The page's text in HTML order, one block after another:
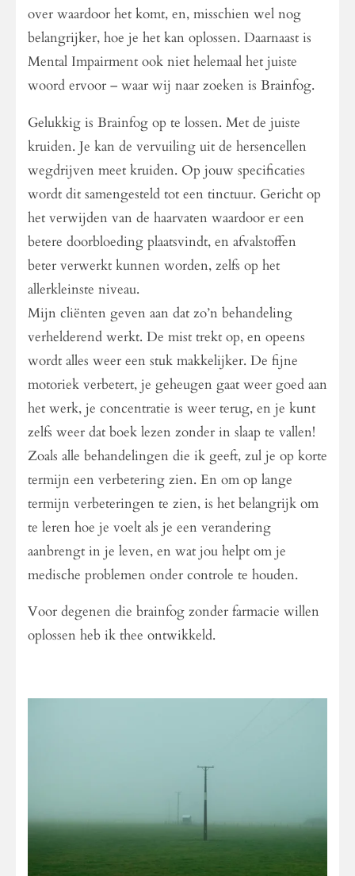
over waardoor het komt, en, misschien wel nog
belangrijker, hoe je het kan oplossen. Daarnaast is
Mental Impairment ook niet helemaal het juiste
woord ervoor – waar wij naar zoeken is Brainfog.
Gelukkig is Brainfog op te lossen. Met de juiste
kruiden. Je kan de vervuiling uit de hersencellen
wegdrijven meet kruiden. Op jouw specificaties
wordt dit samengesteld tot een tinctuur. Gericht op
het verwijden van de haarvaten waardoor er een
betere doorbloeding plaatsvindt, en afvalstoffen
beter verwerkt kunnen worden, zelfs op het
allerkleinste niveau.
Mijn cliënten geven aan dat zo’n behandeling
verhelderend werkt. De mist trekt op, en opeens
wordt alles weer een stuk makkelijker. De fijne
motoriek verbetert, je geheugen gaat weer goed aan
het werk, je concentratie is weer terug, en je kunt
zelfs weer dat boek lezen zonder in slaap te vallen!
Zoals alle behandelingen die ik geeft, zul je op korte
termijn een verbetering zien. En om op lange
termijn verbeteringen te zien, is het belangrijk om
te leren hoe je voelt als je een verandering
aanbrengt in je leven, en wat jou helpt om je
medische problemen onder controle te houden.
Voor degenen die brainfog zonder farmacie willen
oplossen heb ik thee ontwikkeld.